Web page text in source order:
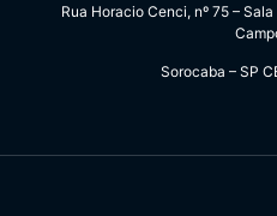
Rua Horacio Cenci, nº 75 –
Sorocaba – SP